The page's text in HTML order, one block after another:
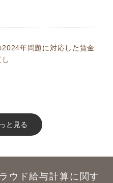
2024年問題に対応した賃金
と見る
ウド給与計算に関す